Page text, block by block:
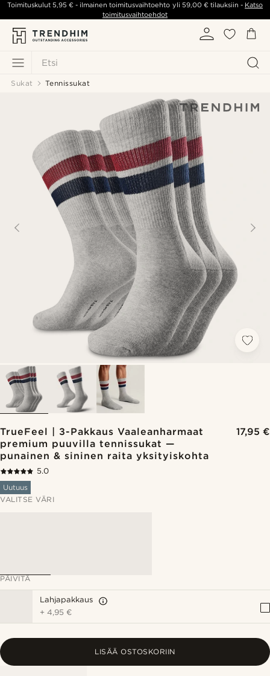
Etsi
Toimituskulut5,95 € - ilmainen toimitusvaihtoehto yli 59,00 €tilauksiin - Katso
toimitusvaihtoehdot
Sukat Tennissukat
TrueFeel | 3-Pakkaus Vaaleanharmaat
premium puuvilla tennissukat —
punainen & sininen raita yksityiskohta
17,95 €
5.0
Uutuus
VALITSE VÄRI
PÄIVITÄ
Lahjapakkaus
+4,95 €
LISÄÄ OSTOSKORIIN